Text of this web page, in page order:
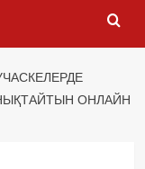
ОНЛАЙН